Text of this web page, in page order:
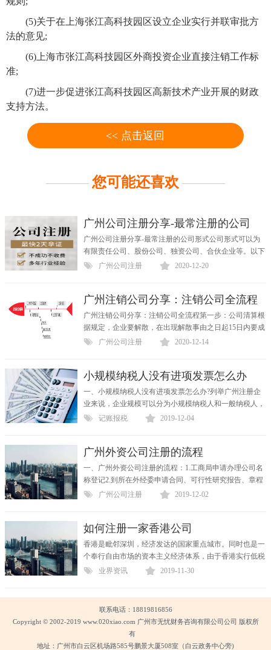
(5)关于在上海张江高科技园区设立企业实行并联审批方
法的意见;
(6)上海市张江高科技园区外商投资企业直接注销工作标
准;
(7)进一步促进张江高科技园区高新技术产业开展的财政
支持方法。
<< 点击返回
您可能还喜欢
广州公司注册分享-最常注册的公司
广州公司注册分享-最常注册的公司形式公司形式可以为
有限责任公司、股份公司、独资公司、合伙企业等。以下
是广州注册公司代办中最常办的几种，今天整理出来和大
广州公司注册 2020-12-20
广州注销公司分享：注销公司全流程
广州注销公司分享：注销公司全流程第一步：公司清算根
据规定，企业要解散，在出现解散事由之日起15日内要成
立清算组，清算组成员由董事、股东或者股东大会确定的
广州公司注册 2020-12-14
小规模纳税人没有进项发票怎么办
一、小规模纳税人没有进项发票怎么办?列举广州注册企
业来说，企业规模可以分为小规模纳税人和一般纳税人，
对于两者税务机关是采用不同的方式进行税政的，那么，
记账报税 2019-12-04
广州外资公司注册的流程
一、广州外资公司注册的流程：1.工商局申请办理公司名
称登记2.到所在外经委申请合同、可行性研究报告、章程
批复3.领取批准证书4.登记机关统一领取营业执照5.刻章
广州公司注册 2019-12-02
如何注册一家香港公司
香港是毗邻深圳，经济发达的国家重点城市。同时也是一
个奉行自由市场的资本主义经济体系，由于香港实行低税
率的简单税制，个人薪俸税超过免税额后按不同比例计
业界资讯 2019-11-30
联系电话：18819816856
Copyright © 2002-2019 www.020xiao.com 广州市无忧财务咨询有限公司公司 版权所
有
地址：广州市白云区机场路585号鹏景大厦508室（白云政务中心旁)